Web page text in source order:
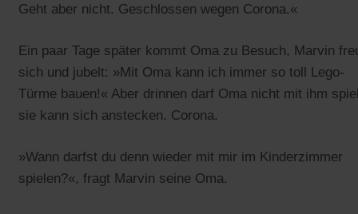
Geht aber nicht. Geschlossen wegen Corona.«
Ein paar Tage später kommt Oma zu Besuch, Marvin
sich und jubelt: »Mit Oma kann ich immer so toll Lego-
Türme bauen!« Aber drinnen darf Oma nicht mit ihm
sie kann sich anstecken. Corona.
»Wann darfst du denn wieder mit mir im Kinderzimmer
spielen?«, fragt Marvin seine Oma.